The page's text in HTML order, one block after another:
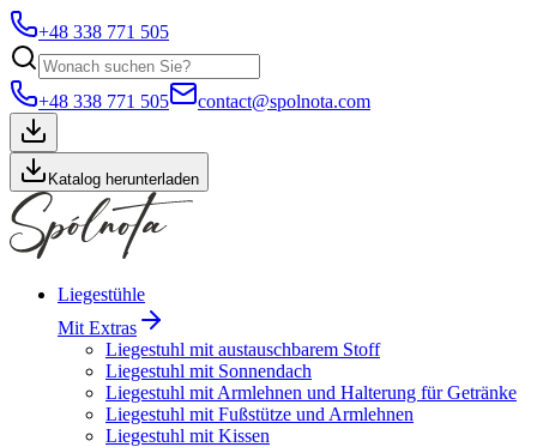
+48 338 771 505
+48 338 771 505 contact@spolnota.com
Katalog herunterladen
Liegestühle
Mit Extras
Liegestuhl mit austauschbarem Stoff
Liegestuhl mit Sonnendach
Liegestuhl mit Armlehnen und Halterung für Getränke
Liegestuhl mit Fußstütze und Armlehnen
Liegestuhl mit Kissen